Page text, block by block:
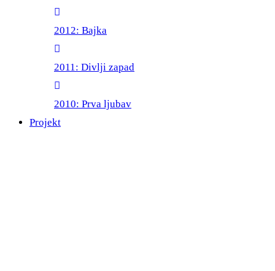
2012: Bajka
2011: Divlji zapad
2010: Prva ljubav
Projekt